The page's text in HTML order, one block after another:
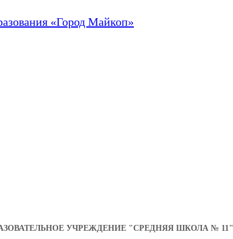
«Город Майкоп»
УЧРЕЖДЕНИЕ "СРЕДНЯЯ ШКОЛА № 11"